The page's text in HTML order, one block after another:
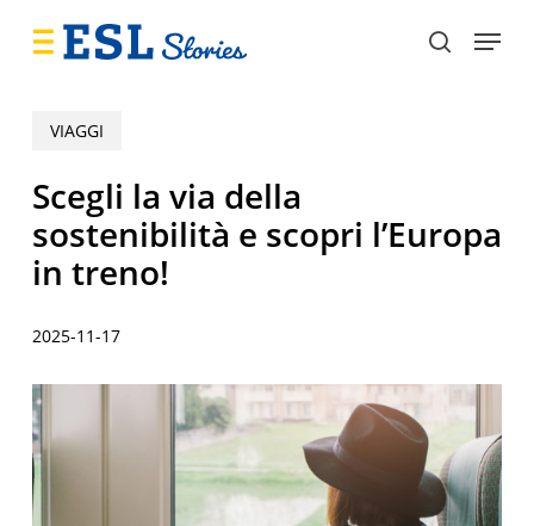
search
Menu
VIAGGI
Scegli la via della
sostenibilità e scopri l’Europa
in treno!
2025-11-17